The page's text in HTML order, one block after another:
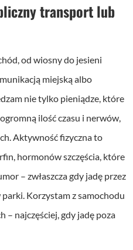
transport lub
od wiosny do jesieni
miejską albo
nie tylko pieniądze, które
ilość czasu i nerwów,
Aktywność fizyczna to
hormonów szczęścia, które
– zwłaszcza gdy jadę przez
Korzystam z samochodu
– najczęściej, gdy jadę poza